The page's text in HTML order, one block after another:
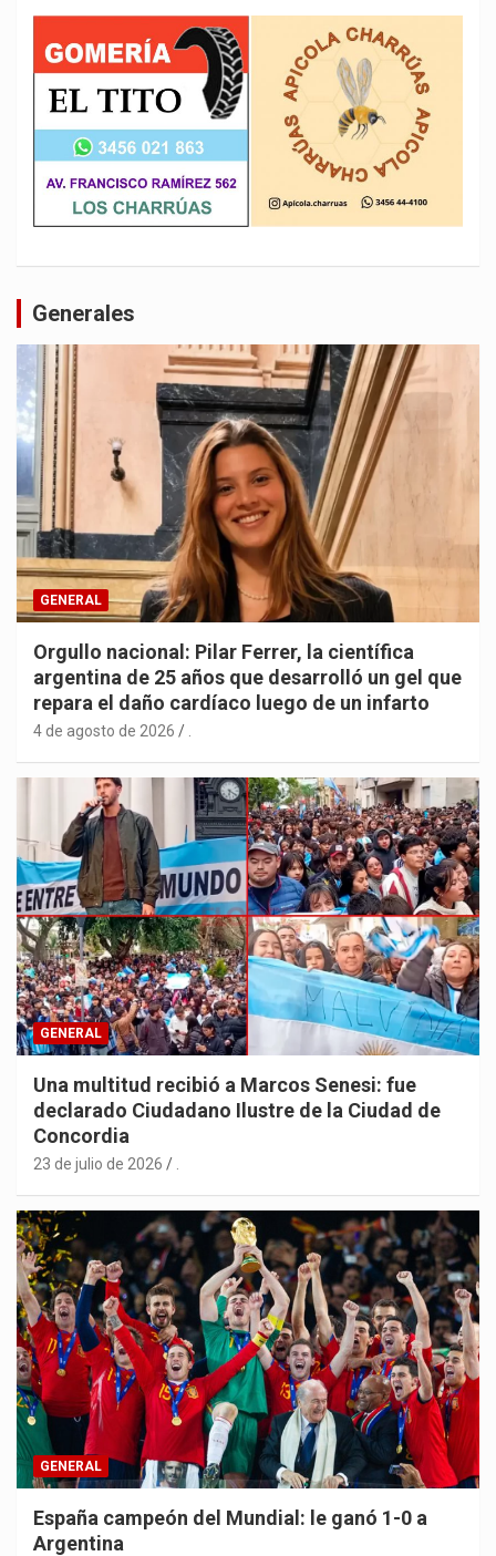
Generales
GENERAL
Orgullo nacional: Pilar Ferrer, la científica
argentina de 25 años que desarrolló un gel que
repara el daño cardíaco luego de un infarto
4 de agosto de 2026
GENERAL
Una multitud recibió a Marcos Senesi: fue
declarado Ciudadano Ilustre de la Ciudad de
Concordia
23 de julio de 2026
GENERAL
España campeón del Mundial: le ganó 1-0 a
Argentina